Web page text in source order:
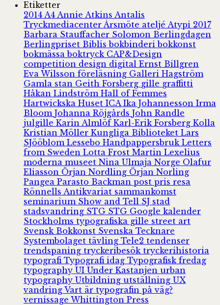
Etiketter
2014 A4 Annie Atkins Antalis
Tryckmediacenter Årsmöte ateljé Atypi 2017
Barbara Stauffacher Solomon Berlingdagen
Berlingpriset Biblisbokbinderibokkonst
bokmässaboktryck CAP&Design
competition design digital Ernst Billgren
Eva Wilsson föreläsning Galleri Hagström
Gamla stan Geith Forsberg gille graffitti
Håkan Lindström Hall of Femmes
Hartwickska Huset ICA Ika Johannesson Irma
Bloom Johanna Röjgårds John Randle
julgille Karin Almlöf Karl-Erik Forsberg Kolla
Kristian Möller Kungliga Biblioteket Lars
SJööblom Lessebo Handpappersbruk Letters
from Sweden Lotta Frost Martin Lexelius
moderna museet Nina Ulmaja Norge Olafur
Eliasson Örjan Nordling Örjan Norling
Pangea Parasto Backman post pris resa
Rönnells Antikvariat sammankomst
seminarium Show and Tell SJ stad
stadsvandring STG STG Google kalender
Stockholms typografiska gille street art
Svensk Bokkonst Svenska Tecknare
Systembolaget tävling Tele2 tendenser
trendspaning tryckeribesök tryckerihistoria
typografi Typografi idag Typografisk fredag
typography UI Under Kastanjen urban
typography Utbildning utställning UX
vandring Vart är typografin på väg?
vernissage Whittington Press